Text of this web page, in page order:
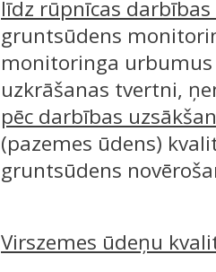
līdz rūpnīcas
gruntsūdens
monitoringa
uzkrāšanas tvertni,
pēc darbības
(pazemes ūdens)
gruntsūdens
Virszemes ūdeņu